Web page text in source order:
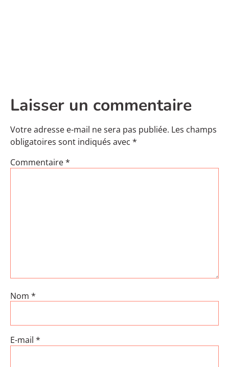
Laisser un commentaire
Votre adresse e-mail ne sera pas publiée. Les champs
obligatoires sont indiqués avec *
Commentaire*
Nom *
E-mail *